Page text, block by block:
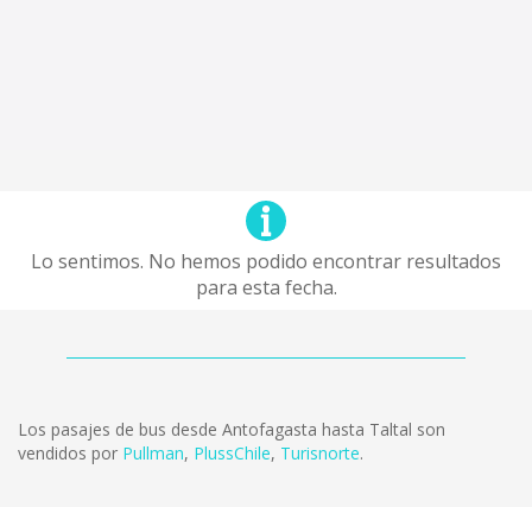
Lo sentimos. No hemos podido encontrar resultados
para esta fecha.
Los pasajes de bus desde Antofagasta hasta Taltal son
vendidos por Pullman, PlussChile, Turisnorte.